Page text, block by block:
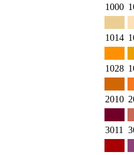
1000
1014
1028
2010
3011